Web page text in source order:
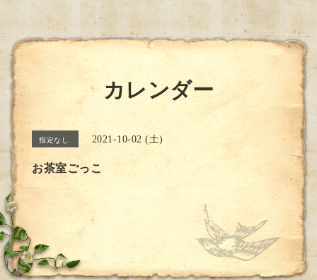
カレンダー
指定なし 2021-10-02 (土)
お茶室ごっこ